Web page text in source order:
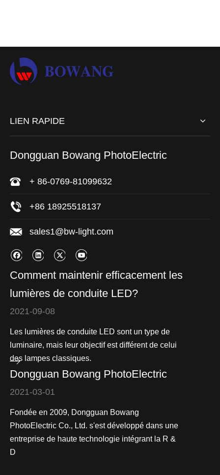
LIEN RAPIDE
Dongguan Bowang PhotoElectric
+ 86-0769-81099632
+86 18925518137
sales1@bw-light.com
Comment maintenir efficacement les
lumières de conduite LED?
2021-09-08
Les lumières de conduite LED sont un type de
luminaire, mais leur objectif est différent de celui
des lampes classiques.
Dongguan Bowang PhotoElectric
2021-03-01
Fondée en 2009, Dongguan Bowang
PhotoElectric Co., Ltd. s'est développé dans une
entreprise de haute technologie intégrant la R &
D